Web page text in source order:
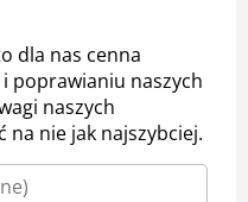
dla nas cenna
poprawianiu naszych
naszych
nie jak najszybciej.